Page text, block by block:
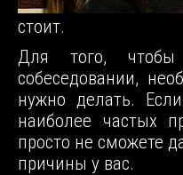
стоит.
Для того, чтобы
cобеседовании,
нужно делать.
наиболее частых
просто не сможете
причины у вас.